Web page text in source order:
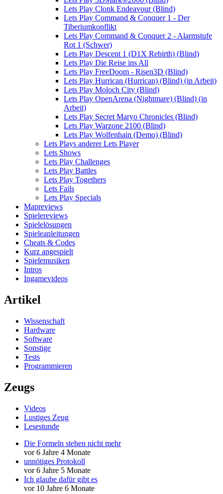
Lets Play Clonk Endeavour (Blind)
Lets Play Command & Conquer 1 - Der
Tiberiumkonflikt
Lets Play Command & Conquer 2 - Alarmstufe
Rot 1 (Schwer)
Lets Play Descent 1 (D1X Rebirth) (Blind)
Lets Play Die Reise ins All
Lets Play FreeDoom - Risen3D (Blind)
Lets Play Hurrican (Hurrican) (Blind) (in Arbeit)
Lets Play Moloch City (Blind)
Lets Play OpenArena (Nightmare) (Blind) (in
Arbeit)
Lets Play Secret Maryo Chronicles (Blind)
Lets Play Warzone 2100 (Blind)
Lets Play Wolfenhain (Demo) (Blind)
Lets Plays anderer Lets Player
Lets Shows
Lets Play Challenges
Lets Play Battles
Lets Play Togethers
Lets Fails
Lets Play Specials
Mapreviews
Spielereviews
Spielelösungen
Spieleanleitungen
Cheats & Codes
Kurz angespielt
Spielemusiken
Intros
Ingamevideos
Artikel
Wissenschaft
Hardware
Software
Sonstige
Tests
Programmieren
Zeugs
Videos
Lustiges Zeug
Lesestunde
Die Formeln stehen nicht mehr
vor 6 Jahre 4 Monate
unnötiges Protokoll
vor 6 Jahre 5 Monate
Ich glaube dafür gibt es
vor 10 Jahre 6 Monate